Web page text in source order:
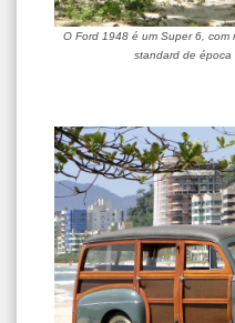
O Ford 1948 é um Super 6, com
standard de época